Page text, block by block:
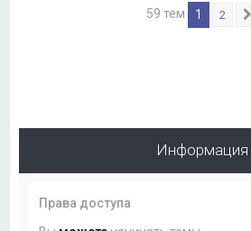
59 тем 1 2
Информация
Права доступа